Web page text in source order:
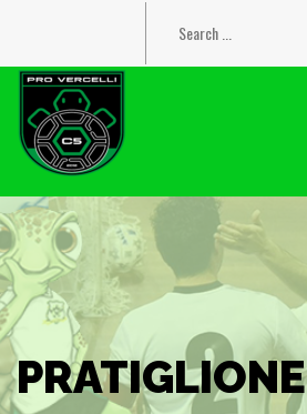
PRATIGLIONE